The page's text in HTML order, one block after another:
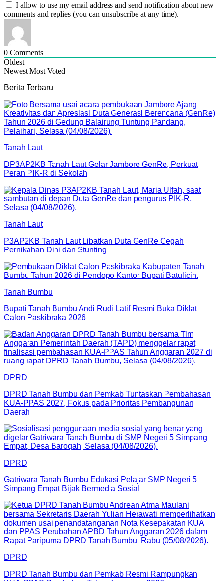
I allow to use my email address and send notification about new
comments and replies (you can unsubscribe at any time).
0 Comments
Oldest
Newest Most Voted
Berita Terbaru
Tanah Laut
DP3AP2KB Tanah Laut Gelar Jambore GenRe, Perkuat
Peran PIK-R di Sekolah
Tanah Laut
P3AP2KB Tanah Laut Libatkan Duta GenRe Cegah
Pernikahan Dini dan Stunting
Tanah Bumbu
Bupati Tanah Bumbu Andi Rudi Latif Resmi Buka Diklat
Calon Paskibraka 2026
DPRD
DPRD Tanah Bumbu dan Pemkab Tuntaskan Pembahasan
KUA-PPAS 2027, Fokus pada Prioritas Pembangunan
Daerah
DPRD
Gatriwara Tanah Bumbu Edukasi Pelajar SMP Negeri 5
Simpang Empat Bijak Bermedia Sosial
DPRD
DPRD Tanah Bumbu dan Pemkab Resmi Rampungkan